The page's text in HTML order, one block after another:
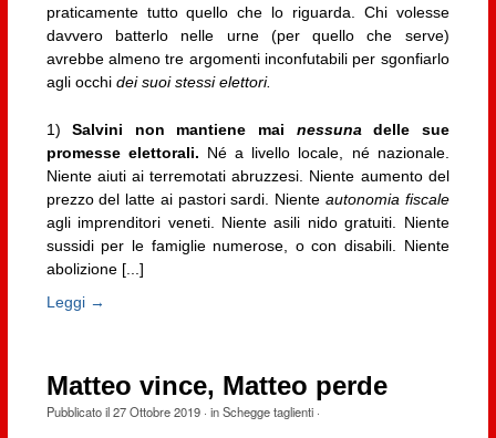
praticamente tutto quello che lo riguarda. Chi volesse
davvero batterlo nelle urne (per quello che serve)
avrebbe almeno tre argomenti inconfutabili per sgonfiarlo
agli occhi dei suoi stessi elettori.
1)Salvini non mantiene mai nessunadelle sue
promesse elettorali. Né a livello locale, né nazionale.
Niente aiuti ai terremotati abruzzesi. Niente aumento del
prezzo del latte ai pastori sardi. Niente autonomia fiscale
agli imprenditori veneti. Niente asili nido gratuiti. Niente
sussidi per le famiglie numerose, o con disabili. Niente
abolizione [...]
Leggi →
Matteo vince, Matteo perde
Pubblicato il27 Ottobre 2019· inSchegge taglienti·